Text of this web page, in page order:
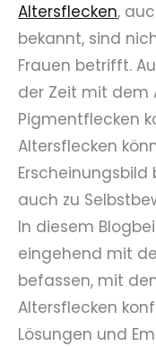
Altersflecken,
bekannt, sind
Frauen betrifft.
der Zeit mit dem
Pigmentflecken
Altersflecken
auch zu
In diesem
eingehend mit
befassen, mit
Altersflecken
Lösungen und